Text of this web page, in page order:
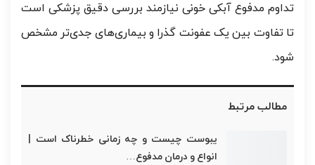
تداوم مدفوع آبکی خونی نیازمند بررسی دقیق پزشکی است
تا تفاوت بین یک عفونت گذرا و بیماری‌های جدی‌تر مشخص
شود.
مطالب مرتبط
یبوست چیست و چه زمانی خطرناک است |
انواع و درمان مدفوع…